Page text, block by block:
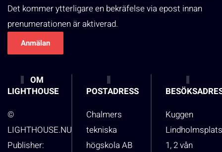
Det kommer ytterligare en bekräfelse via epost innan
prenumerationen är aktiverad.
OM
LIGHTHOUSE
©
LIGHTHOUSE.NU
Publisher:
POSTADRESS
Chalmers
tekniska
högskola AB
Kuggen
1, 2 vån